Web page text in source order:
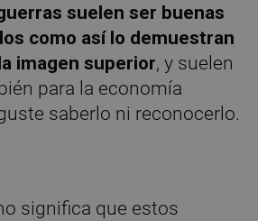
suelen ser buenas
como así lo demuestran
imagen superior, y suelen
para la economía
saberlo ni reconocerlo.
significa que estos